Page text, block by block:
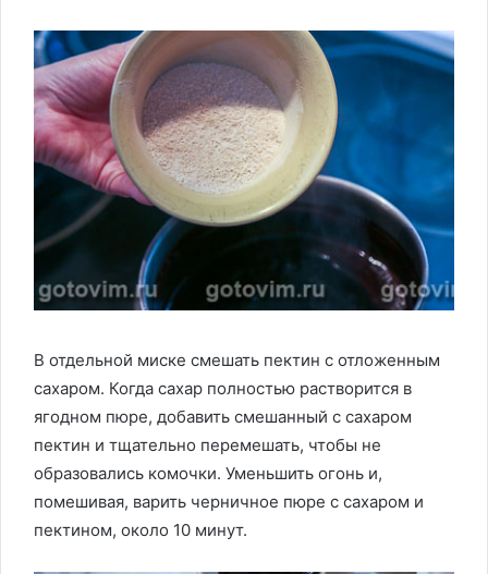
В отдельной миске смешать пектин с отложенным
сахаром. Когда сахар полностью растворится в
ягодном пюре, добавить смешанный с сахаром
пектин и тщательно перемешать, чтобы не
образовались комочки. Уменьшить огонь и,
помешивая, варить черничное пюре с сахаром и
пектином, около 10 минут.